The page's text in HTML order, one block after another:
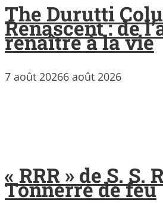
The Durutti
Renascent : de
renaître à la vie
7 août 20266 août 2026
« RRR » de S. S.
Tonnerre de feu